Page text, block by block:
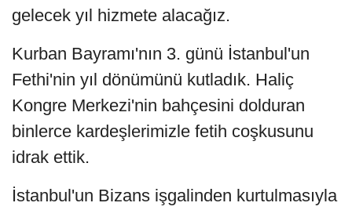
gelecek yıl hizmete alacağız.
Kurban Bayramı'nın 3. günü İstanbul'un
Fethi'nin yıl dönümünü kutladık. Haliç
Kongre Merkezi'nin bahçesini dolduran
binlerce kardeşlerimizle fetih coşkusunu
idrak ettik.
İstanbul'un Bizans işgalinden kurtulmasıyla